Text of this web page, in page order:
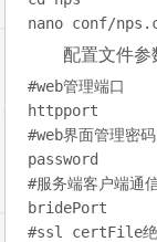
nano conf/
配置文件参
#web管理端口
#web界面管理密码
#服务端客户端通
#ssl certFile绝